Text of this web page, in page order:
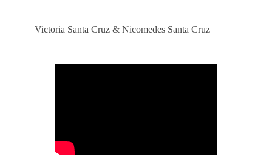
Victoria Santa Cruz & Nicomedes Santa Cruz